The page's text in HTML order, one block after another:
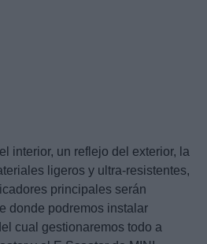
interior, un reflejo del exterior, la
ligeros y ultra-resistentes,
principales serán
donde podremos instalar
cual gestionaremos todo a